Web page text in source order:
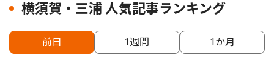
横須賀・三浦 人気記事ランキング
前日 1週間 1か月